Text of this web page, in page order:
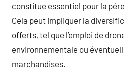
constitue essentiel pour la
Cela peut impliquer la
offerts, tel que l’emploi de
environnementale ou
marchandises.